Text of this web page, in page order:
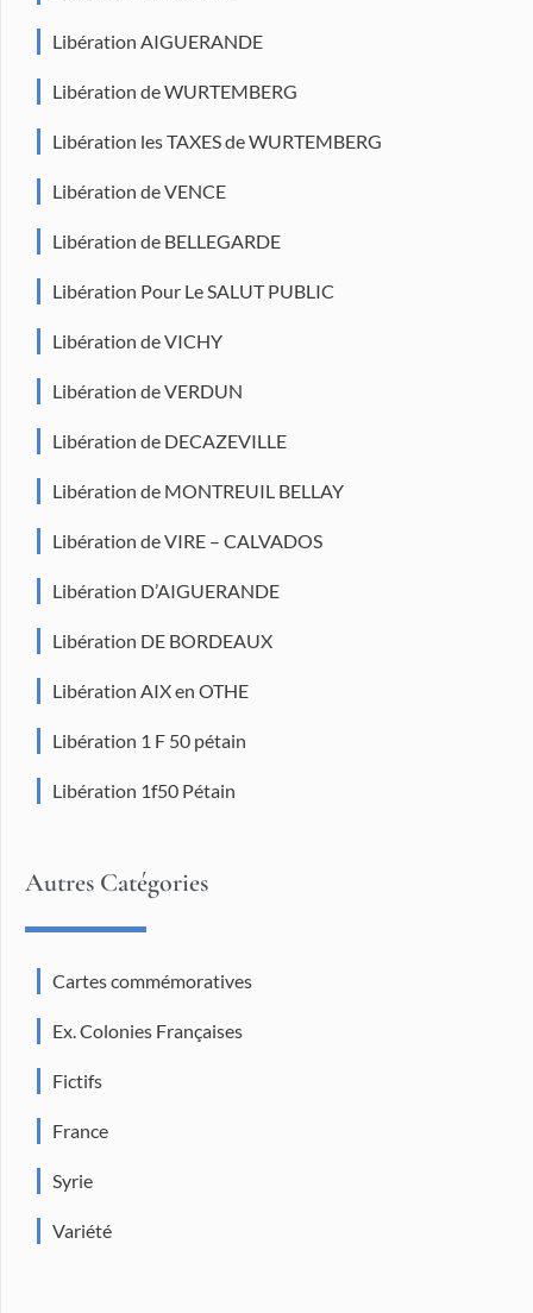
Libération AIGUERANDE
Libération de WURTEMBERG
Libération les TAXES de WURTEMBERG
Libération de VENCE
Libération de BELLEGARDE
Libération Pour Le SALUT PUBLIC
Libération de VICHY
Libération de VERDUN
Libération de DECAZEVILLE
Libération de MONTREUIL BELLAY
Libération de VIRE – CALVADOS
Libération D’AIGUERANDE
Libération DE BORDEAUX
Libération AIX en OTHE
Libération 1 F 50 pétain
Libération 1f50 Pétain
Autres Catégories
Cartes commémoratives
Ex. Colonies Françaises
Fictifs
France
Syrie
Variété